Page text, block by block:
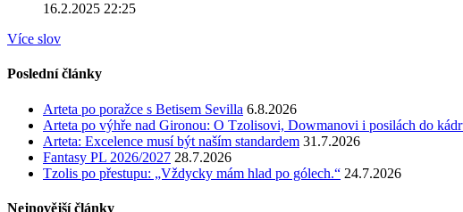
16.2.2025 22:25
Více slov
Poslední články
Arteta po poražce s Betisem Sevilla 6.8.2026
Arteta po výhře nad Gironou: O Tzolisovi, Dowmanovi i posilách do
Arteta: Excelence musí být naším standardem 31.7.2026
Fantasy PL 2026/2027 28.7.2026
Tzolis po přestupu: „Vždycky mám hlad po gólech.“ 24.7.2026
Nejnovější články